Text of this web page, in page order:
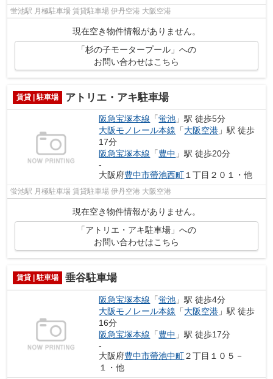
蛍池駅 月極駐車場 賃貸駐車場 伊丹空港 大阪空港
現在空き物件情報がありません。
「杉の子モータープール」への
お問い合わせはこちら
賃貸 | 駐車場 アトリエ・アキ駐車場
阪急宝塚本線 「蛍池 」駅 徒歩5分
大阪モノレール本線 「大阪空港 」駅 徒歩
17分
阪急宝塚本線 「豊中 」駅 徒歩20分
-
大阪府豊中市螢池西町１丁目２０１・他
蛍池駅 月極駐車場 賃貸駐車場 伊丹空港 大阪空港
現在空き物件情報がありません。
「アトリエ・アキ駐車場」への
お問い合わせはこちら
賃貸 | 駐車場 垂谷駐車場
阪急宝塚本線 「蛍池 」駅 徒歩4分
大阪モノレール本線 「大阪空港 」駅 徒歩
16分
阪急宝塚本線 「豊中 」駅 徒歩17分
-
大阪府豊中市螢池中町２丁目１０５－
１・他